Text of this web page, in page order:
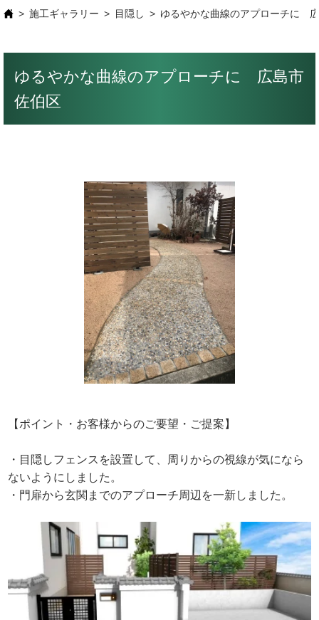
施工ギャラリー 目隠し ゆるやかな曲線のアプローチに
ゆるやかな曲線のアプローチに 広島市
佐伯区
【ポイント・お客様からのご要望・ご提案】
・目隠しフェンスを設置して、周りからの視線が気になら
ないようにしました。
・門扉から玄関までのアプローチ周辺を一新しました。